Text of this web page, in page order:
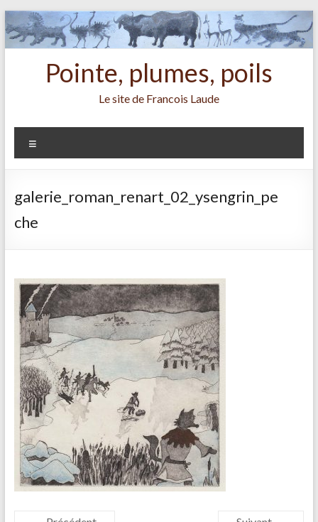
Aller
au
contenu
Pointe, plumes, poils
Le site de Francois Laude
galerie_roman_renart_02_ysengrin_pe
che